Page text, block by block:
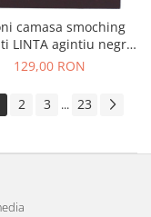
camasa smoching
LINTA agintiu negru
rotund
129,00 RON
2 3 ... 23